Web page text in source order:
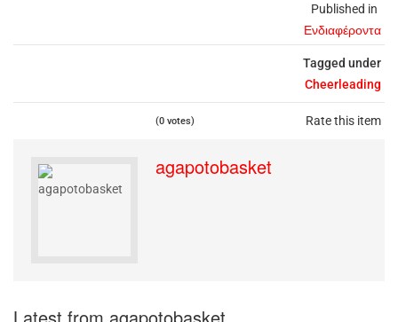
Published in
Ενδιαφέροντα
Tagged under
Cheerleading
Rate this item
(0 votes)
agapotobasket
Latest from agapotobasket